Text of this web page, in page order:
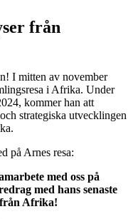
från
I mitten av november
i Afrika. Under
kommer han att
strategiska utvecklingen
på Arnes resa:
med oss på
med hans senaste
Afrika!